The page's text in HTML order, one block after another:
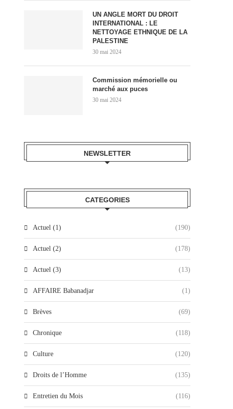
UN ANGLE MORT DU DROIT
INTERNATIONAL : LE
NETTOYAGE ETHNIQUE DE LA
PALESTINE
30 mai 2024
Commission mémorielle ou
marché aux puces
30 mai 2024
NEWSLETTER
CATEGORIES
Actuel (1) (190)
Actuel (2) (178)
Actuel (3) (13)
AFFAIRE Babanadjar (1)
Brèves (69)
Chronique (118)
Culture (120)
Droits de l’Homme (135)
Entretien du Mois (116)